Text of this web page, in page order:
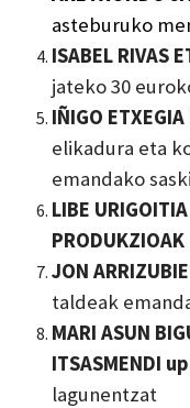
asteburuko
ISABEL RIVAS
jateko 30
IÑIGO
elikadura eta
emandako
LIBE
PRODUKZIOAK
JON
taldeak
MARI ASUN
ITSASMENDI
lagunentzat